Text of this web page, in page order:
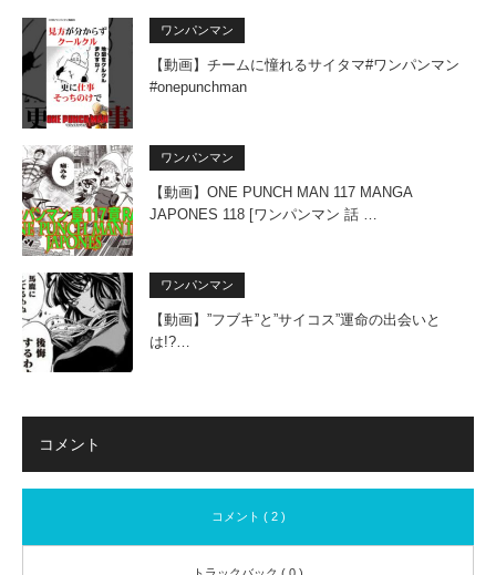
ワンパンマン
【動画】チームに憧れるサイタマ#ワンパンマン
#onepunchman
ワンパンマン
【動画】ONE PUNCH MAN 117 MANGA
JAPONES 118 [ワンパンマン 話 …
ワンパンマン
【動画】”フブキ”と”サイコス”運命の出会いと
は!?…
コメント
コメント ( 2 )
トラックバック ( 0 )